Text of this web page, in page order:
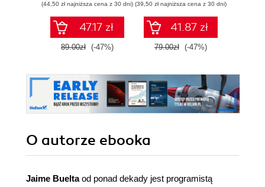
probabilistycznym.
Wydanie III
(44,50 zł najniższa cena z 30 dni)
47.17 zł
89.00zł (-47%)
(39,50 zł najniższa cena z 30 dni)
41.87 zł
79.00zł (-47%)
O autorze ebooka
Jaime Bueltaod ponad dekady jest programistą